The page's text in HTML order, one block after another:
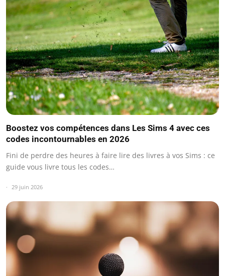
Boostez vos compétences dans Les Sims 4 avec ces
codes incontournables en 2026
Fini de perdre des heures à faire lire des livres à vos Sims : ce
guide vous livre tous les codes…
29 juin 2026